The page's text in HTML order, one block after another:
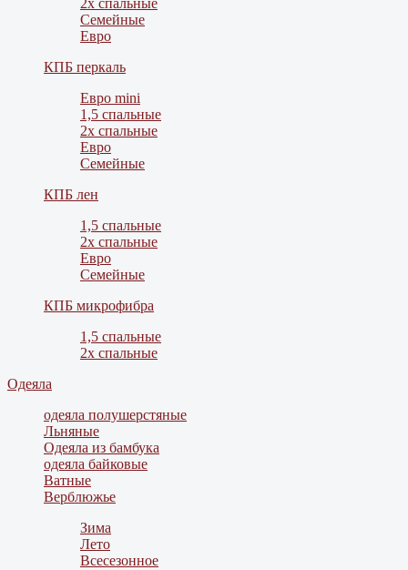
2х спальные
Семейные
Евро
КПБ перкаль
Евро mini
1,5 спальные
2х спальные
Евро
Семейные
КПБ лен
1,5 спальные
2х спальные
Евро
Семейные
КПБ микрофибра
1,5 спальные
2х спальные
Одеяла
одеяла полушерстяные
Льняные
Одеяла из бамбука
одеяла байковые
Ватные
Верблюжье
Зима
Лето
Всесезонное